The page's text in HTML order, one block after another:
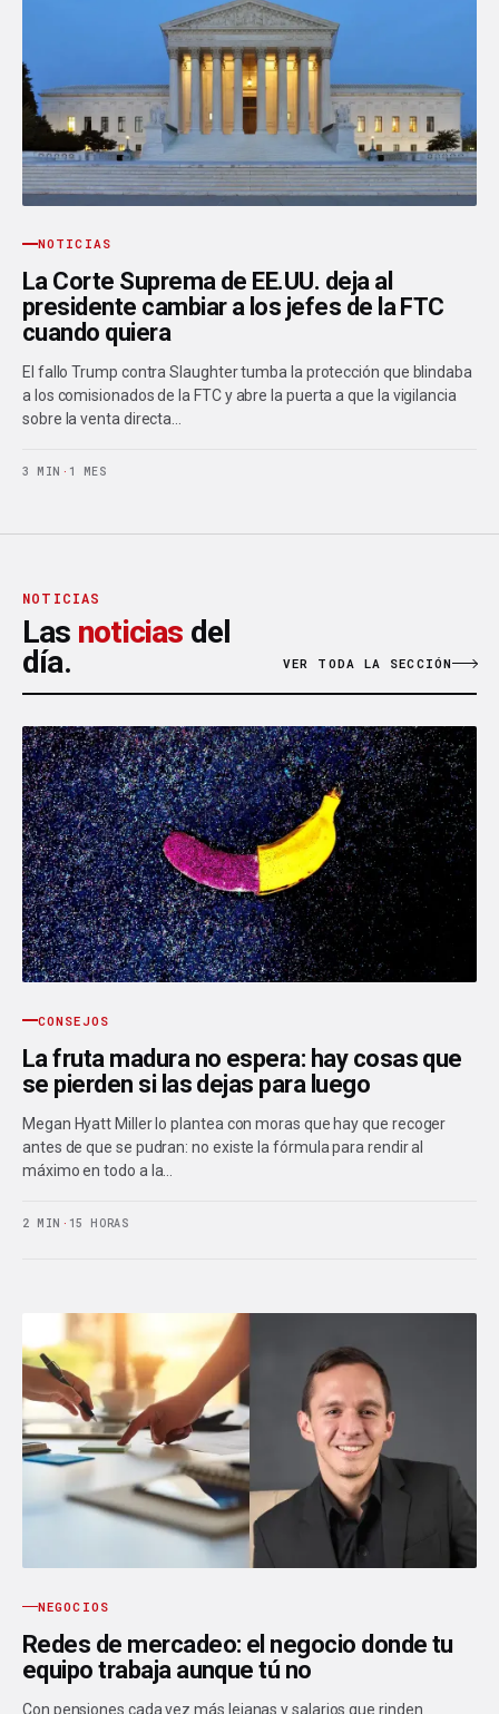
NOTICIAS
La Corte Suprema de EE.UU. deja al
presidente cambiar a los jefes de la FTC
cuando quiera
El fallo Trump contra Slaughter tumba la protección que blindaba
a los comisionados de la FTC y abre la puerta a que la vigilancia
sobre la venta directa…
3 MIN · 1 MES
NOTICIAS
Las noticias del
día.
VER TODA LA SECCIÓN
CONSEJOS
La fruta madura no espera: hay cosas que
se pierden si las dejas para luego
Megan Hyatt Miller lo plantea con moras que hay que recoger
antes de que se pudran: no existe la fórmula para rendir al
máximo en todo a la…
2 MIN · 15 HORAS
NEGOCIOS
Redes de mercadeo: el negocio donde tu
equipo trabaja aunque tú no
Con pensiones cada vez más lejanas y salarios que rinden